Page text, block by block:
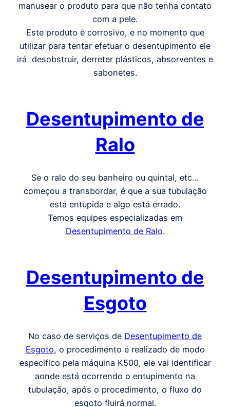
manusear o produto para que não tenha contato
com a pele.
Este produto é corrosivo, e no momento que
utilizar para tentar efetuar o desentupimento ele
irá desobstruir, derreter plásticos, absorventes e
sabonetes.
Desentupimento de
Ralo
Se o ralo do seu banheiro ou quintal, etc…
começou a transbordar, é que a sua tubulação
está entupida e algo está errado.
Temos equipes especializadas em
Desentupimento de Ralo.
Desentupimento de
Esgoto
No caso de serviços de Desentupimento de
Esgoto, o procedimento é realizado de modo
especifico pela máquina K500, ele vai identificar
aonde está ocorrendo o entupimento na
tubulação, após o procedimento, o fluxo do
esgoto fluirá normal.